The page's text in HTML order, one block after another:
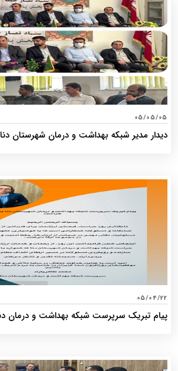
05/05/05
دیدار مدیر شبکه بهداشت و درمان شهرستان دنا
05/04/22
پیام تبریک سرپرست شبکه بهداشت و درمان